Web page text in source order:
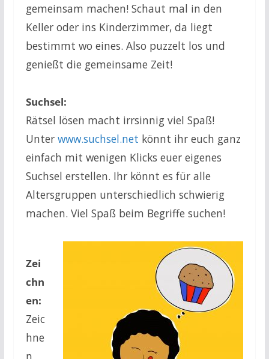
gemeinsam machen! Schaut mal in den
Keller oder ins Kinderzimmer, da liegt
bestimmt wo eines. Also puzzelt los und
genießt die gemeinsame Zeit!
Suchsel:
Rätsel lösen macht irrsinnig viel Spaß!
Unter www.suchsel.net könnt ihr euch ganz
einfach mit wenigen Klicks euer eigenes
Suchsel erstellen. Ihr könnt es für alle
Altersgruppen unterschiedlich schwierig
machen. Viel Spaß beim Begriffe suchen!
Zei
chn
en:
Zeic
hne
n